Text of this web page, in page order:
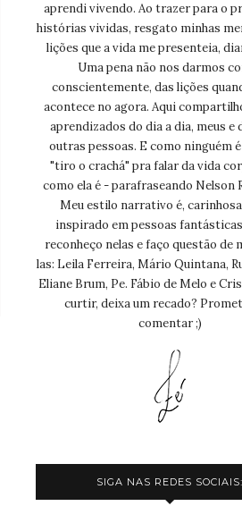
aprendi vivendo. Ao trazer para o
histórias vividas, resgato minhas
lições que a vida me presenteia,
Uma pena não nos darmos
conscientemente, das lições
acontece no agora. Aqui
aprendizados do dia a dia, meus e
outras pessoas. E como ninguém
"tiro o crachá" pra falar da vida
como ela é - parafraseando Nelson
Meu estilo narrativo é,
inspirado em pessoas
reconheço nelas e faço questão de
las: Leila Ferreira, Mário Quintana,
Eliane Brum, Pe. Fábio de Melo e
curtir, deixa um recado?
comentar ;)
SIGA NAS REDES SOCIAIS: